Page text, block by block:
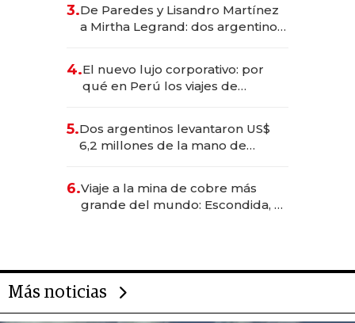
las marcas "fast premium"
3.De Paredes y Lisandro Martínez
a Mirtha Legrand: dos argentinos
4.El nuevo lujo corporativo: por
qué en Perú los viajes de
para convertirse en experiencias
transformadoras
5.Dos argentinos levantaron US$
6,2 millones de la mano de
6.Viaje a la mina de cobre más
grande del mundo: Escondida, el
Más noticias